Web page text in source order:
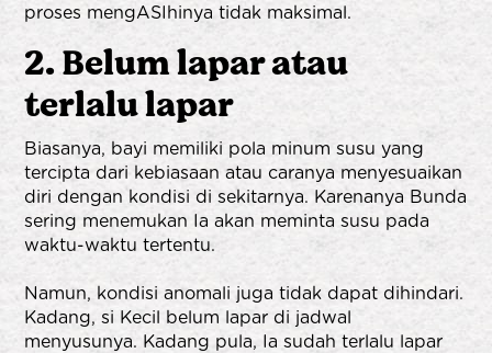
proses mengASIhinya tidak maksimal.
2. Belum lapar atau
terlalu lapar
Biasanya, bayi memiliki pola minum susu yang
tercipta dari kebiasaan atau caranya menyesuaikan
diri dengan kondisi di sekitarnya. Karenanya Bunda
sering menemukan Ia akan meminta susu pada
waktu-waktu tertentu.
Namun, kondisi anomali juga tidak dapat dihindari.
Kadang, si Kecil belum lapar di jadwal
menyusunya. Kadang pula, Ia sudah terlalu lapar